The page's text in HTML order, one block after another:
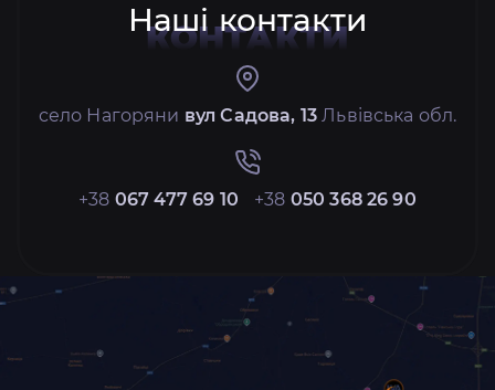
Наші контакти
КОНТАКТИ
село Нагоряни вул Садова, 13 Львівська обл.
+38 067 477 69 10 +38 050 368 26 90